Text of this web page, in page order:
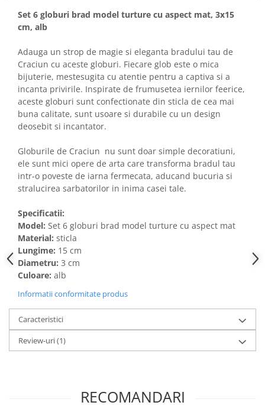
Set 6 globuri brad model turture cu aspect mat, 3x15
cm, alb
Adauga un strop de magie si eleganta bradului tau de
Craciun cu aceste globuri. Fiecare glob este o mica
bijuterie, mestesugita cu atentie pentru a captiva si a
incanta privirile. Inspirate de frumusetea iernilor feerice,
aceste globuri sunt confectionate din sticla de cea mai
buna calitate, sunt usoare si durabile cu un design
deosebit si incantator.
Globurile de Craciun nu sunt doar simple decoratiuni,
ele sunt mici opere de arta care transforma bradul tau
intr-o poveste de iarna fermecata, aducand bucuria si
stralucirea sarbatorilor in inima casei tale.
Specificatii:
Model: Set 6 globuri brad model turture cu aspect mat
Material: sticla
Lungime: 15 cm
Diametru: 3 cm
Culoare: alb
Informatii conformitate produs
Caracteristici
Review-uri(1)
RECOMANDARI